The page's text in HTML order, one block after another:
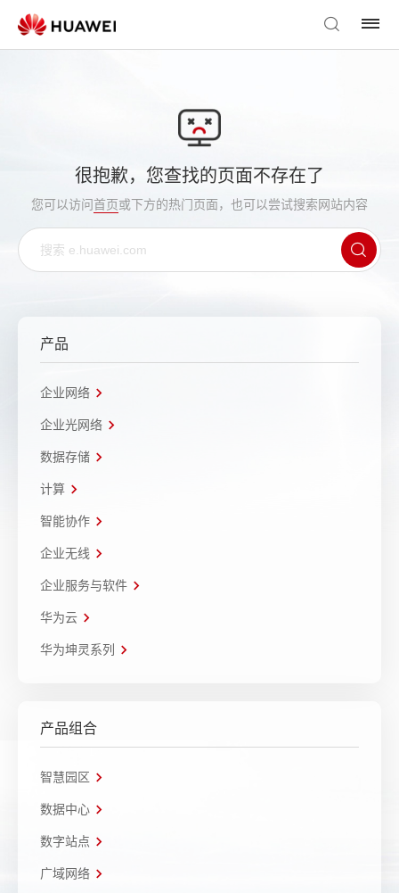
很抱歉，您查找的页面不存在了
您可以访问首页或下方的热门页面，也可以尝试搜索网站内容
产品
企业网络
企业光网络
数据存储
计算
智能协作
企业无线
企业服务与软件
华为云
华为坤灵系列
产品组合
智慧园区
数据中心
数字站点
广域网络